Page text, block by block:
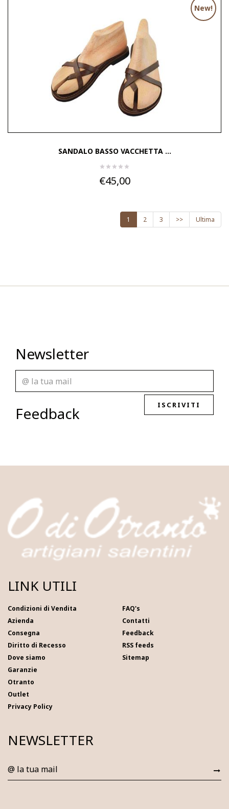
New!
SANDALO BASSO VACCHETTA ...
€45,00
1 2 3 >> Ultima
Newsletter
ISCRIVITI
Feedback
LINK UTILI
Condizioni di Vendita
Azienda
Consegna
Diritto di Recesso
Dove siamo
Garanzie
Otranto
Outlet
Privacy Policy
FAQ's
Contatti
Feedback
RSS feeds
Sitemap
NEWSLETTER